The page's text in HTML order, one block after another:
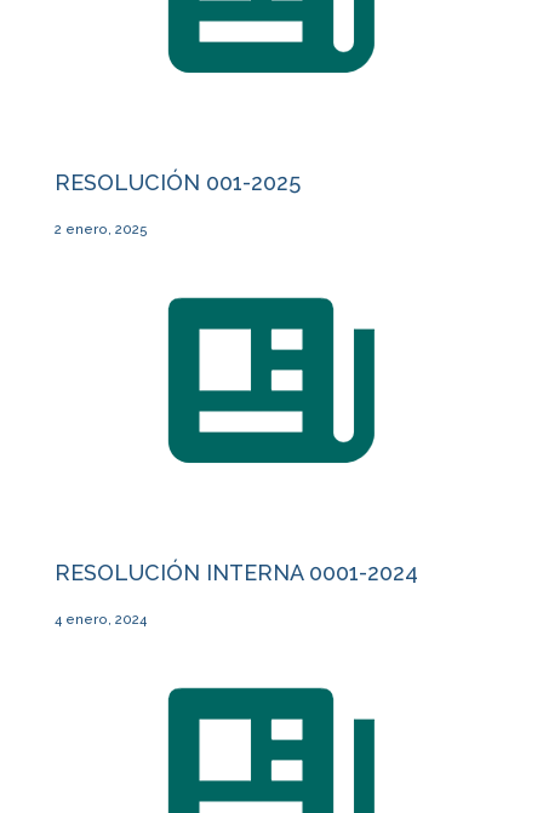
RESOLUCIÓN 001-2025
2 enero, 2025
RESOLUCIÓN INTERNA 0001-2024
4 enero, 2024